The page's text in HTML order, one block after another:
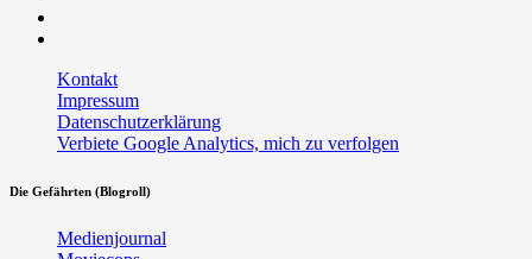
Kontakt
Impressum
Datenschutzerklärung
Verbiete Google Analytics, mich zu verfolgen
Die Gefährten (Blogroll)
Medienjournal